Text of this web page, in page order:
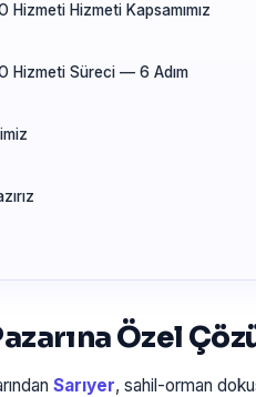
Hizmeti Hizmeti Kapsamımız
Hizmeti Süreci — 6 Adım
Özel
Sarıyer, sahil-orman